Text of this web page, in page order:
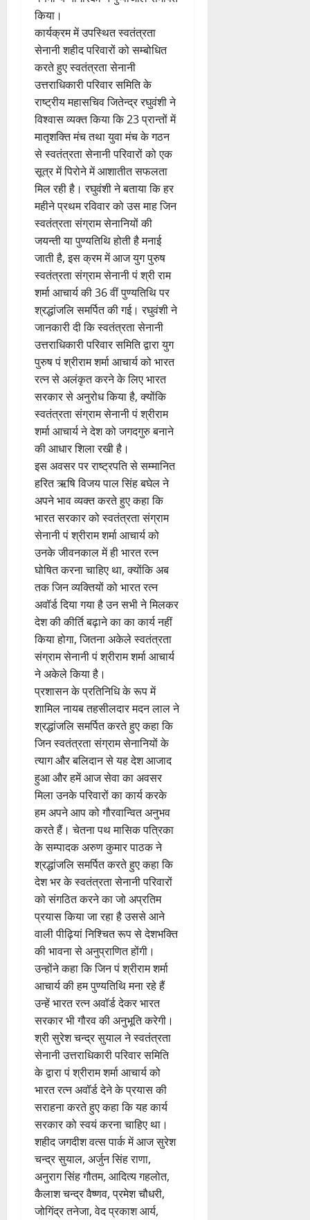
किया।
कार्यक्रम में उपस्थित स्वतंत्रता
सेनानी शहीद परिवारों को सम्बोधित
करते हुए स्वतंत्रता सेनानी
उत्तराधिकारी परिवार समिति के
राष्ट्रीय महासचिव जितेन्द्र रघुवंशी ने
विश्वास व्यक्त किया कि 23 प्रान्तों में
मातृशक्ति मंच तथा युवा मंच के गठन
से स्वतंत्रता सेनानी परिवारों को एक
सूत्र में पिरोने में आशातीत सफलता
मिल रही है। रघुवंशी ने बताया कि हर
महीने प्रथम रविवार को उस माह जिन
स्वतंत्रता संग्राम सेनानियों की
जयन्ती या पुण्यतिथि होती है मनाई
जाती है, इस क्रम में आज युग पुरुष
स्वतंत्रता संग्राम सेनानी पं श्री राम
शर्मा आचार्य की 36 वीं पुण्यतिथि पर
श्रद्धांजलि समर्पित की गई। रघुवंशी ने
जानकारी दी कि स्वतंत्रता सेनानी
उत्तराधिकारी परिवार समिति द्वारा युग
पुरुष पं श्रीराम शर्मा आचार्य को भारत
रत्न से अलंकृत करने के लिए भारत
सरकार से अनुरोध किया है, क्योंकि
स्वतंत्रता संग्राम सेनानी पं श्रीराम
शर्मा आचार्य ने देश को जगदगुरु बनाने
की आधार शिला रखी है।
इस अवसर पर राष्ट्रपति से सम्मानित
हरित ऋषि विजय पाल सिंह बघेल ने
अपने भाव व्यक्त करते हुए कहा कि
भारत सरकार को स्वतंत्रता संग्राम
सेनानी पं श्रीराम शर्मा आचार्य को
उनके जीवनकाल में ही भारत रत्न
घोषित करना चाहिए था, क्योंकि अब
तक जिन व्यक्तियों को भारत रत्न
अवॉर्ड दिया गया है उन सभी ने मिलकर
देश की कीर्ति बढ़ाने का का कार्य नहीं
किया होगा, जितना अकेले स्वतंत्रता
संग्राम सेनानी पं श्रीराम शर्मा आचार्य
ने अकेले किया है।
प्रशासन के प्रतिनिधि के रूप में
शामिल नायब तहसीलदार मदन लाल ने
श्रद्धांजलि समर्पित करते हुए कहा कि
जिन स्वतंत्रता संग्राम सेनानियों के
त्याग और बलिदान से यह देश आजाद
हुआ और हमें आज सेवा का अवसर
मिला उनके परिवारों का कार्य करके
हम अपने आप को गौरवान्वित अनुभव
करते हैं। चेतना पथ मासिक पत्रिका
के सम्पादक अरुण कुमार पाठक ने
श्रद्धांजलि समर्पित करते हुए कहा कि
देश भर के स्वतंत्रता सेनानी परिवारों
को संगठित करने का जो अप्रतिम
प्रयास किया जा रहा है उससे आने
वाली पीढ़ियां निश्चित रूप से देशभक्ति
की भावना से अनुप्राणित होंगी।
उन्होंने कहा कि जिन पं श्रीराम शर्मा
आचार्य की हम पुण्यतिथि मना रहे हैं
उन्हें भारत रत्न अवॉर्ड देकर भारत
सरकार भी गौरव की अनुभूति करेगी।
श्री सुरेश चन्द्र सुयाल ने स्वतंत्रता
सेनानी उत्तराधिकारी परिवार समिति
के द्वारा पं श्रीराम शर्मा आचार्य को
भारत रत्न अवॉर्ड देने के प्रयास की
सराहना करते हुए कहा कि यह कार्य
सरकार को स्वयं करना चाहिए था।
शहीद जगदीश वत्स पार्क में आज सुरेश
चन्द्र सुयाल, अर्जुन सिंह राणा,
अनुराग सिंह गौतम, आदित्य गहलोत,
कैलाश चन्द्र वैष्णव, प्रमेश चौधरी,
जोगिंद्र तनेजा, वेद प्रकाश आर्य,